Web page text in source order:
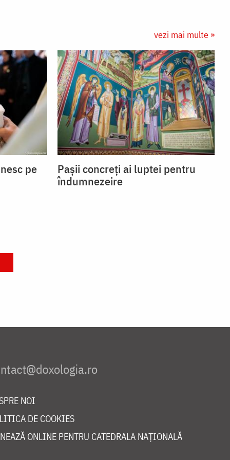
vezi mai multe »
pe
Pașii concreți ai luptei pentru
îndumnezeire
NOI
DE COOKIES
ONLINE PENTRU CATEDRALA NAȚIONALĂ